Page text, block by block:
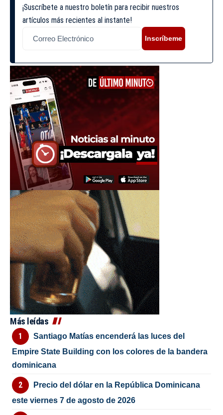
¡Suscríbete a nuestro boletín para recibir nuestros
artículos más recientes al instante!
Inscríbeme
Más leídas
Santiago Matías encenderá las luces del
Empire State Building con los colores de la bandera
dominicana
Precio del dólar en la República Dominicana
este viernes 7 de agosto de 2026